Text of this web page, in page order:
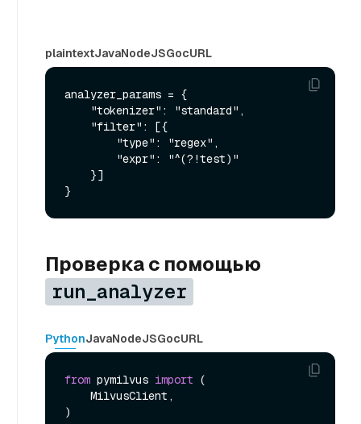
plaintextJavaNodeJSGocURL
analyzer_params = {
Проверка с помощью
run_analyzer
PythonJavaNodeJSGocURL
from pymilvus import (
)